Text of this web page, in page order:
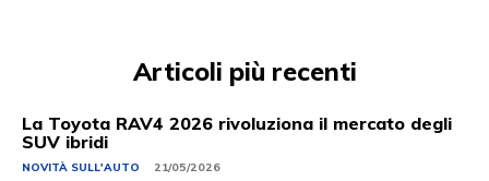
Articoli più recenti
La Toyota RAV4 2026 rivoluziona il mercato degli
SUV ibridi
NOVITÀ SULL'AUTO 21/05/2026